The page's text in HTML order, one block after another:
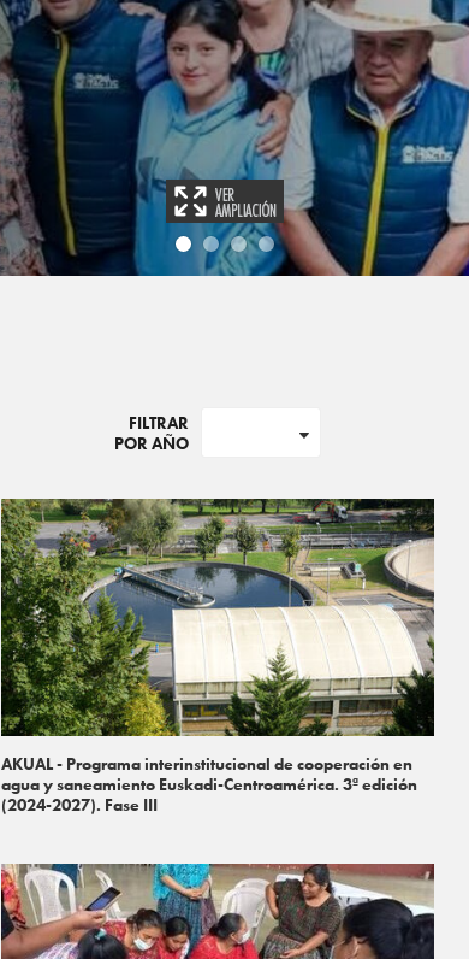
FILTRAR
POR AÑO
AKUAL - Programa interinstitucional de cooperación en
agua y saneamiento Euskadi-Centroamérica. 3ª edición
(2024-2027). Fase III